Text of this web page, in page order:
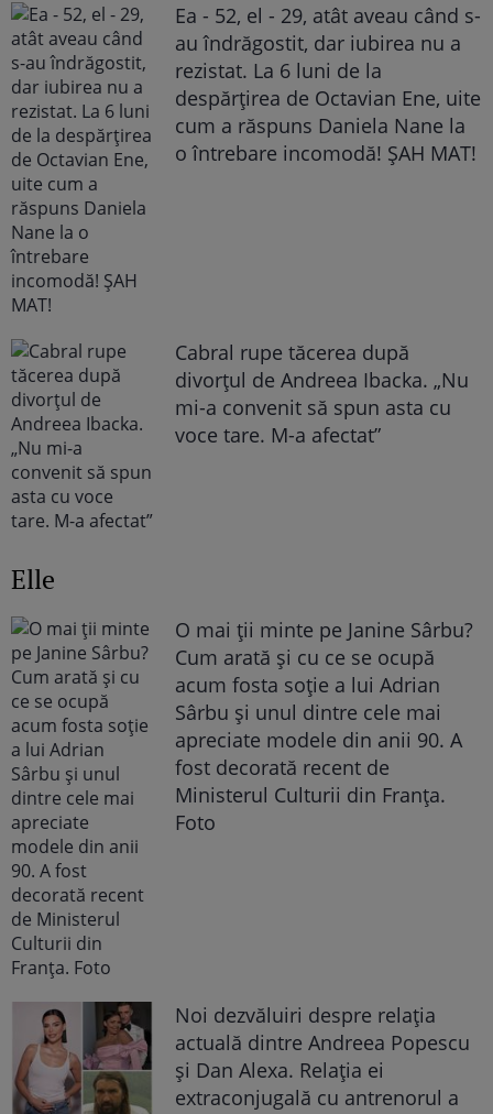
Ea - 52, el - 29, atât aveau când s-
au îndrăgostit, dar iubirea nu a
rezistat. La 6 luni de la
despărțirea de Octavian Ene, uite
cum a răspuns Daniela Nane la
o întrebare incomodă! ȘAH MAT!
Cabral rupe tăcerea după
divorțul de Andreea Ibacka. „Nu
mi-a convenit să spun asta cu
voce tare. M-a afectat”
Elle
O mai ții minte pe Janine Sârbu?
Cum arată și cu ce se ocupă
acum fosta soție a lui Adrian
Sârbu și unul dintre cele mai
apreciate modele din anii 90. A
fost decorată recent de
Ministerul Culturii din Franța.
Foto
Noi dezvăluiri despre relația
actuală dintre Andreea Popescu
și Dan Alexa. Relația ei
extraconjugală cu antrenorul a